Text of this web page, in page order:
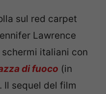
sul red carpet
Lawrence
italiani con
di fuoco (in
Il sequel del film